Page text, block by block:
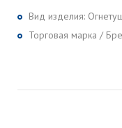
Вид изделия:
Торговая марка /